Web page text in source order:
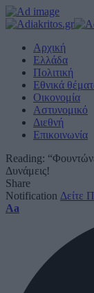
Αρχική
Ελλάδα
Πολιτική
Εθνικά
Οικονομία
Αστυνομικό
Διεθνή
Επικοινωνία
Reading:
Δυνάμεις!
Share
Notification Δείτε
Font
Aa